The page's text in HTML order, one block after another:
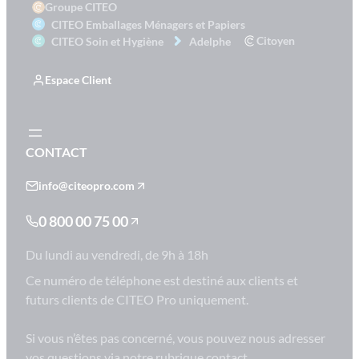
Groupe CITEO
CITEO Emballages Ménagers et Papiers
CITEO Soin et Hygiène
Adelphe Citoyen
Espace Client
CONTACT
info@citeopro.com
0 800 00 75 00
Du lundi au vendredi, de 9h à 18h
Ce numéro de téléphone est destiné aux clients et
futurs clients de CITEO Pro uniquement.
Si vous n’êtes pas concerné, vous pouvez nous adresser